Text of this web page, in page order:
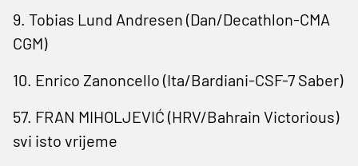
9. Tobias Lund Andresen (Dan/Decathlon-CMA
CGM)
10. Enrico Zanoncello (Ita/Bardiani-CSF-7 Saber)
57. FRAN MIHOLJEVIĆ (HRV/Bahrain Victorious)
svi isto vrijeme